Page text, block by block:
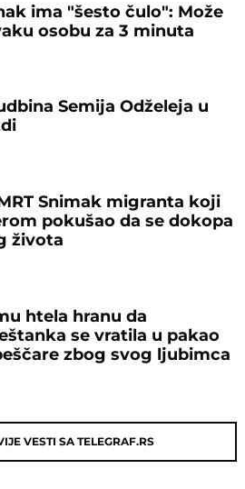
ima "šesto čulo": Može
osobu za 3 minuta
Semija Odželeja u
Snimak migranta koji
pokušao da se dokopa
života
htela hranu da
se vratila u pakao
zbog svog ljubimca
VESTI SA TELEGRAF.RS